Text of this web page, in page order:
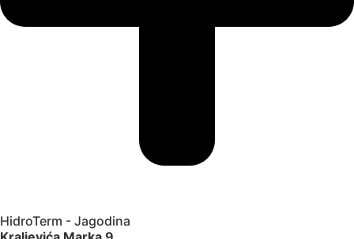
HidroTerm - Jagodina